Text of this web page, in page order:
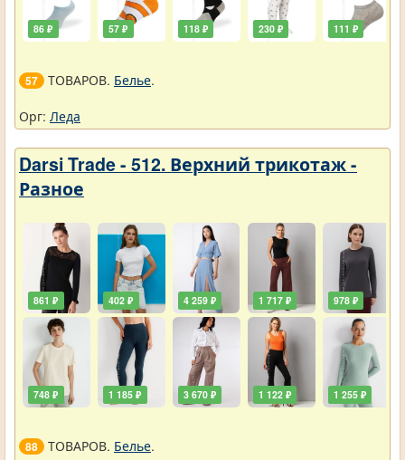
86 ₽ 57 ₽ 118 ₽ 230 ₽ 111 ₽
57 ТОВАРОВ. Белье.
Орг: Леда
Darsi Trade - 512. Верхний трикотаж -
Разное
861 ₽
748 ₽
402 ₽
1 185 ₽
4 259 ₽
3 670 ₽
1 717 ₽
1 122 ₽
978 ₽
1 255 ₽
88 ТОВАРОВ. Белье.